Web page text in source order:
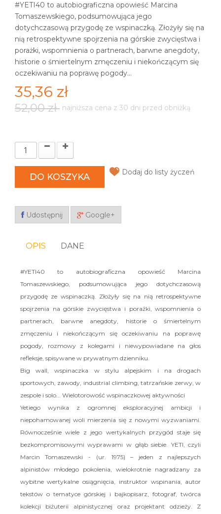
#YETI40 to autobiograficzna opowieść Marcina
Tomaszewskiego, podsumowująca jego
dotychczasową przygodę ze wspinaczką. Złożyły się na
nią retrospektywne spojrzenia na górskie zwycięstwa i
porażki, wspomnienia o partnerach, barwne anegdoty,
historie o śmiertelnym zmęczeniu i niekończącym się
oczekiwaniu na poprawę pogody...
35,36 zł
52,00 zł najniższa cena z 30 dni przed obniżką
DO KOSZYKA Dodaj do listy życzeń
Udostępnij Google+
OPIS DANE
#YETI40 to autobiograficzna opowieść Marcina
Tomaszewskiego, podsumowująca jego dotychczasową
przygodę ze wspinaczką. Złożyły się na nią retrospektywne
spojrzenia na górskie zwycięstwa i porażki, wspomnienia o
partnerach, barwne anegdoty, historie o śmiertelnym
zmęczeniu i niekończącym się oczekiwaniu na poprawę
pogody, rozmowy z kolegami i niewypowiadane na głos
refleksje, spisywane w prywatnym dzienniku.
Big wall, wspinaczka w stylu alpejskim i na drogach
sportowych, zawody, industrial climbing, tatrzańskie zerwy, w
zespole i solo... Wielotorowość wspinaczkowej aktywności
Yetiego wynika z ogromnej eksploracyjnej ambicji i
niepohamowanej woli mierzenia się z nowymi wyzwaniami.
Równocześnie wiele z jego wertykalnych przygód staje się
bezkompromisowymi wyprawami w głąb siebie. YETI, czyli
Marcin Tomaszewski - (ur. 1975) – jeden z najlepszych
alpinistów młodego pokolenia, wielokrotnie nagradzany za
wybitne wertykalne osiągnięcia, instruktor wspinania, autor
tekstów o tematyce górskiej i bajkopisarz, fotograf, twórca
kolekcji biżuterii alpinistycznej oraz projektant odzieży. Z